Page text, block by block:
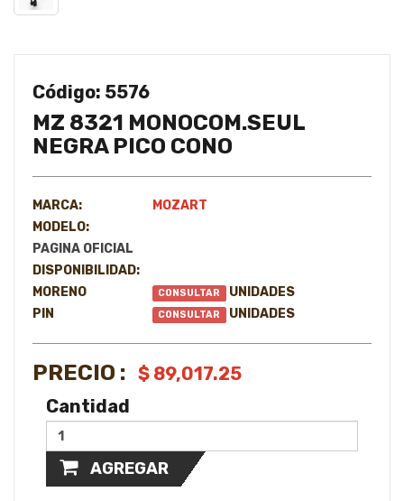
Código: 5576
MZ 8321 MONOCOM.SEUL
NEGRA PICO CONO
MARCA:
MOZART
MODELO:
PAGINA OFICIAL
DISPONIBILIDAD:
MORENO
CONSULTAR
UNIDADES
PIN
CONSULTAR UNIDADES
PRECIO : $ 89,017.25
Cantidad
AGREGAR